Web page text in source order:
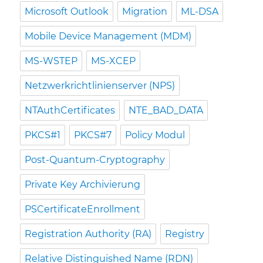
Microsoft Outlook Migration ML-DSA
Mobile Device Management (MDM)
MS-WSTEP MS-XCEP
Netzwerkrichtlinienserver (NPS)
NTAuthCertificates NTE_BAD_DATA
PKCS#1 PKCS#7 Policy Modul
Post-Quantum-Cryptography
Private Key Archivierung
PSCertificateEnrollment
Registration Authority (RA) Registry
Relative Distinguished Name (RDN)